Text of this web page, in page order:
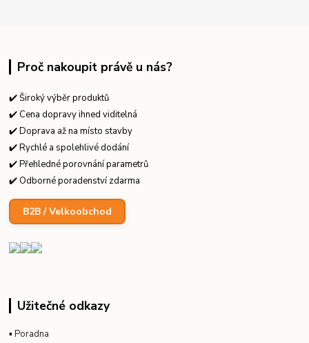
Proč nakoupit právě u nás?
✔️ Široký výběr produktů
✔️ Cena dopravy ihned viditelná
✔️ Doprava až na místo stavby
✔️ Rychlé a spolehlivé dodání
✔️ Přehledné porovnání parametrů
✔️ Odborné poradenství zdarma
B2B / Velkoobchod
Užitečné odkazy
▪Poradna